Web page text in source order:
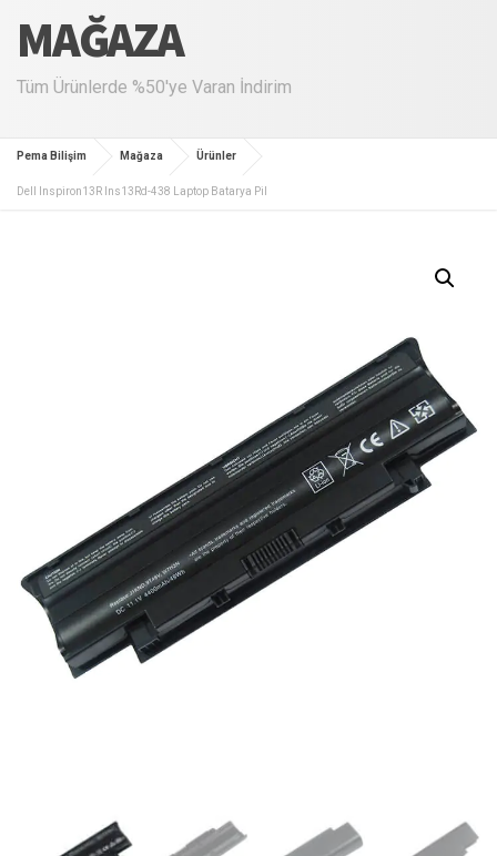
MAĞAZA
Tüm Ürünlerde %50'ye Varan İndirim
Pema Bilişim Mağaza Ürünler
Dell Inspiron13R Ins13Rd-438 Laptop Batarya Pil